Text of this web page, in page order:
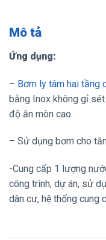
Mô tả
Ứng dụng:
– Bơm ly tâm hai tầng
bằng Inox không gỉ
độ ăn mòn cao.
– Sử dụng bơm cho
-Cung cấp 1 lượng
công trình, dự án, sử
dân cư, hệ thống cung